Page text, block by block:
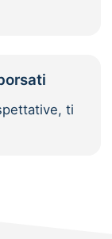
ti